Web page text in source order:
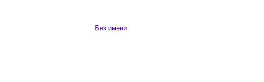
Без имени